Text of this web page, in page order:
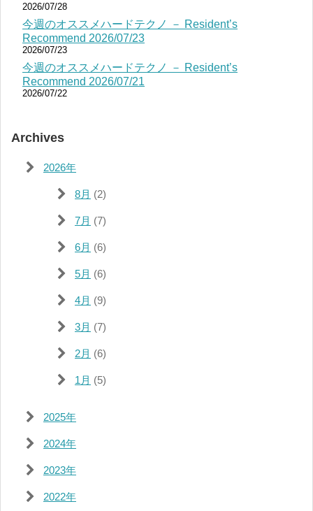
2026/07/28
今週のオススメハードテクノ － Resident’s
Recommend 2026/07/23
2026/07/23
今週のオススメハードテクノ － Resident’s
Recommend 2026/07/21
2026/07/22
Archives
2026年
8月 (2)
7月 (7)
6月 (6)
5月 (6)
4月 (9)
3月 (7)
2月 (6)
1月 (5)
2025年
2024年
2023年
2022年